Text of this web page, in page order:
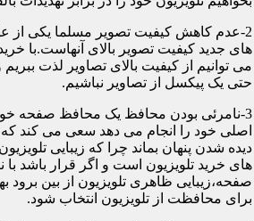
2-عدم کاهش کیفیت تصویر مسلما یکی از
های جدید کیفیت تصویر بالای آنهاست.با
می توانیم از کیفیت بالای تصاویر لذت
حتی یک پیکسل از تصاویر نباشیم.
3-نامرئی بودن محافظ یک محافظ صفحه
اصلی خود را انجام می دهد سعی می کند که
دیده شدن پنهان بماند چرا که زیبایی
های خرید تلویزیون است و اگر قرار باشد
صفحه،زیبایی ظاهری تلویزیون از بین
برای محافظت از تلویزیون انتخاب شود.